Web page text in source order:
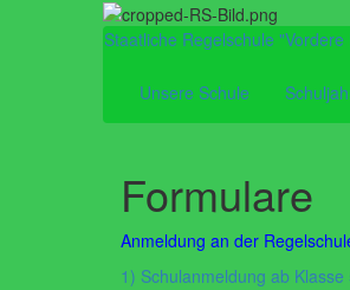
Staatliche Regelschule
Unsere Schule
Formulare
Anmeldung an der
1) Schulanmeldung ab Klasse